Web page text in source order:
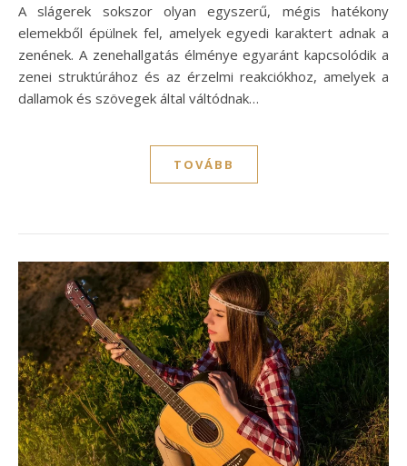
A slágerek sokszor olyan egyszerű, mégis hatékony
elemekből épülnek fel, amelyek egyedi karaktert adnak a
zenének. A zenehallgatás élménye egyaránt kapcsolódik a
zenei struktúrához és az érzelmi reakciókhoz, amelyek a
dallamok és szövegek által váltódnak…
TOVÁBB